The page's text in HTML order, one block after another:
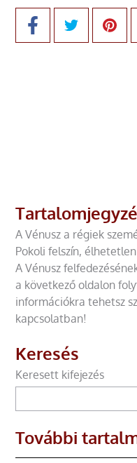
A Vénusz a régiek
Pokoli felszín,
A Vénusz
a következő oldalon
információkra tehetsz
kapcsolatban!
Keresés
Keresett kifejezés
További